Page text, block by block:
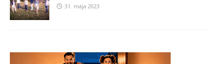
31. mája 2023